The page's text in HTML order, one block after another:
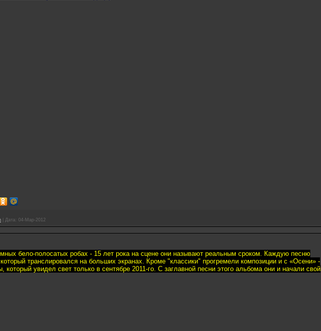
Дата: 04-Мар-2012
бело-полосатых робах - 15 лет рока на сцене они называют реальным сроком. Каждую песню
транслировался на больших экранах. Кроме "классики" прогремели композиции и с «Осени» -
который увидел свет только в сентябре 2011-го. С заглавной песни этого альбома они и начали свой